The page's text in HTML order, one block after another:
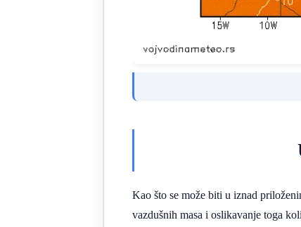
Kao što se može biti u iznad
vazdušnih masa i oslikavanje toga